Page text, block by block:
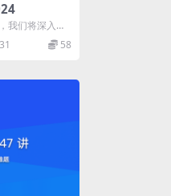
我们将深入了
原则和最佳...
58